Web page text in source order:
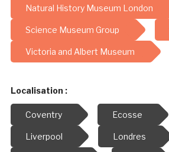
Natural History Museum London
Science Museum Group
Victoria and Albert Museum
Localisation :
Coventry Ecosse
Liverpool Londres